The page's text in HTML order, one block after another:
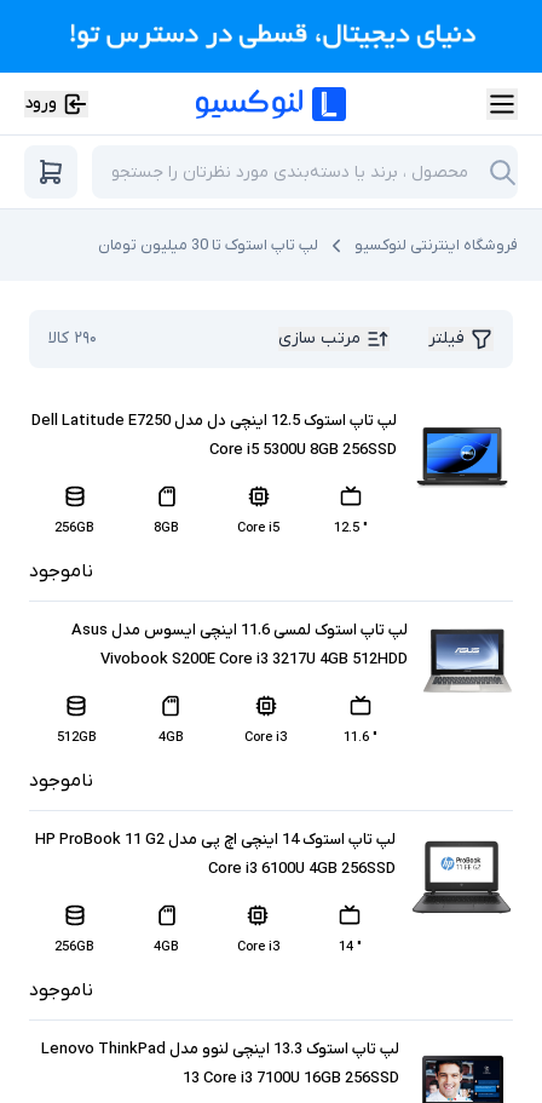
ورود
فروشگاه اینترنتی لنوکسیو لپ تاپ استوک تا 30 میلیون تومان
فیلتر مرتب سازی ۲۹۰ کالا
لپ تاپ استوک 12.5 اینچی دل مدل Dell Latitude E7250
Core i5 5300U 8GB 256SSD
" 12.5
Core i5
8GB
256GB
ناموجود
لپ تاپ استوک لمسی 11.6 اینچی ایسوس مدل Asus
Vivobook S200E Core i3 3217U 4GB 512HDD
" 11.6
Core i3
4GB
512GB
ناموجود
لپ تاپ استوک 14 اینچی اچ پی مدل HP ProBook 11 G2
Core i3 6100U 4GB 256SSD
" 14
Core i3
4GB
256GB
ناموجود
لپ تاپ استوک 13.3 اینچی لنوو مدل Lenovo ThinkPad
13 Core i3 7100U 16GB 256SSD